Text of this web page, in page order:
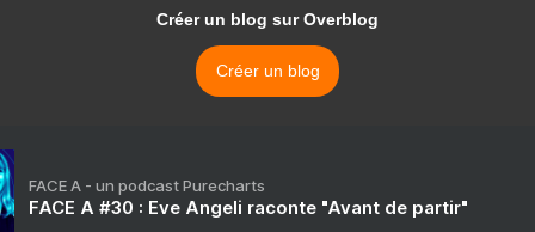
Créer un blog sur Overblog
Créer un blog
FACE A - un podcast Purecharts
FACE A #30 : Eve Angeli raconte "Avant de partir"